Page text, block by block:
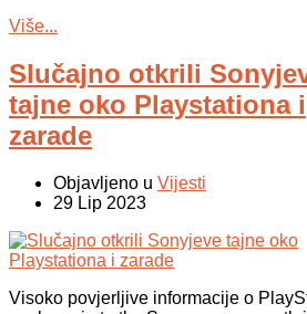
Više...
Slučajno otkrili
tajne oko Playstationa i
zarade
Objavljeno u Vijesti
29 Lip 2023
Visoko povjerljive informacije o